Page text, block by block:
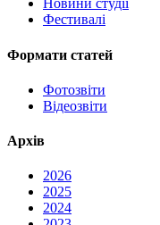
Новини студії
Фестивалі
Формати статей
Фотозвіти
Відеозвіти
Архів
2026
2025
2024